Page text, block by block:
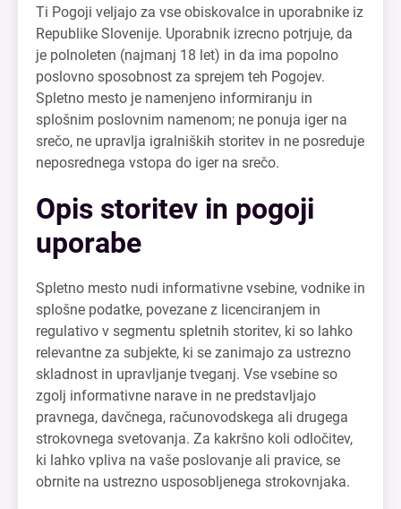
Ti Pogoji veljajo za vse obiskovalce in uporabnike iz
Republike Slovenije. Uporabnik izrecno potrjuje, da
je polnoleten (najmanj 18 let) in da ima popolno
poslovno sposobnost za sprejem teh Pogojev.
Spletno mesto je namenjeno informiranju in
splošnim poslovnim namenom; ne ponuja iger na
srečo, ne upravlja igralniških storitev in ne posreduje
neposrednega vstopa do iger na srečo.
Opis storitev in pogoji
uporabe
Spletno mesto nudi informativne vsebine, vodnike in
splošne podatke, povezane z licenciranjem in
regulativo v segmentu spletnih storitev, ki so lahko
relevantne za subjekte, ki se zanimajo za ustrezno
skladnost in upravljanje tveganj. Vse vsebine so
zgolj informativne narave in ne predstavljajo
pravnega, davčnega, računovodskega ali drugega
strokovnega svetovanja. Za kakršno koli odločitev,
ki lahko vpliva na vaše poslovanje ali pravice, se
obrnite na ustrezno usposobljenega strokovnjaka.